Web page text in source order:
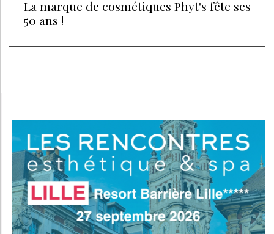
La marque de cosmétiques Phyt's fête ses
50 ans !